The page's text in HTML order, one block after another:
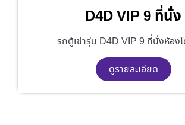
D4D VIP 9 ที่นั่ง
รถตู้เช่ารุ่น D4D VIP 9 ที่นั่งห้อง
ดูรายละเอียด